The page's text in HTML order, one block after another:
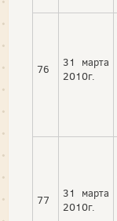
76
31 марта
2010г.
77
31 марта
2010г.